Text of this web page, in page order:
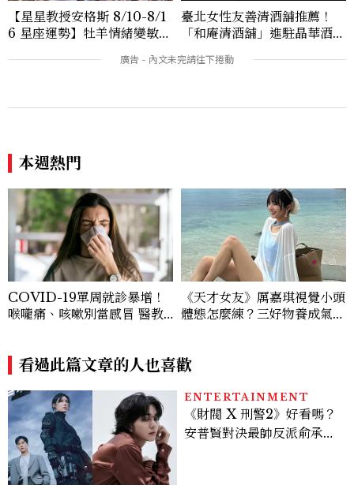
【星星教授安格斯 8/10-8/1
6 星座運勢】牡羊情緒變敏
臺北女性友善清酒舖推薦！
「和庵清酒舖」進駐晶華酒
180元起輕鬆微醺
本週熱門
COVID-19單周就診暴增！
喉嚨痛、咳嗽別當感冒 醫教
《天才女友》厲嘉琪視覺小頭
體態怎麼練？三好物養成氣血
看過此篇文章的人也喜歡
ENTERTAINMENT
《財閥 X 刑警2》好看嗎？
安普賢對決最帥反派俞承